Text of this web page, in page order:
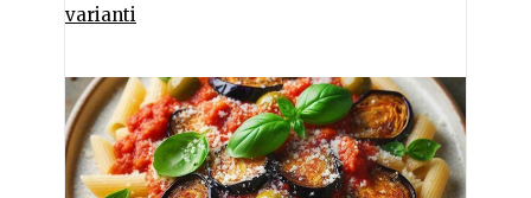
varianti